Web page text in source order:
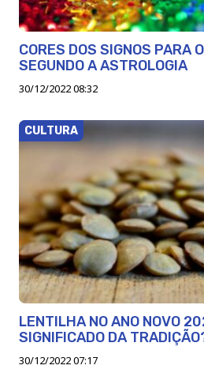
CORES DOS SIGNOS PARA
SEGUNDO A ASTROLOGIA
30/12/2022 08:32
CULTURA
LENTILHA NO ANO NOVO
SIGNIFICADO DA
30/12/2022 07:17